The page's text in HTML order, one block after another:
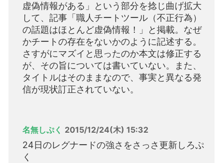
虚偽情報がある」という部分を捻じ曲げ拡大
して、記事「職人チートツール（不正行為）
の話題はほとんど虚偽情報！」と掲載。なぜ
かチートの存在をないかのように記述する。
さすがにマズイと思ったのか本文は修正する
が、その旨については書いていない。また、
タイトルはそのままなので、事実と異なる発
信が現状訂正されていない。
名無しぷく 2015/12/24(木) 15:32
24日のレグナードの強さをさっさ更新しろぷ
く